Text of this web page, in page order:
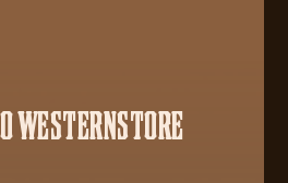
WESTERNSTORE